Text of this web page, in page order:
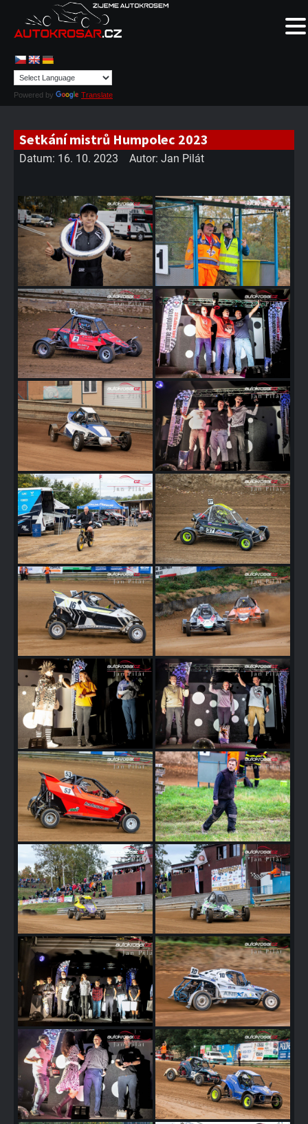
Powered by Translate
Setkání mistrů Humpolec 2023
Datum: 16. 10. 2023 Autor: Jan Pilát